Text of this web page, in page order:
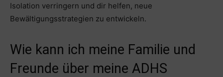
Isolation verringern und dir helfen, neue
Bewältigungsstrategien zu entwickeln.
Wie kann ich meine Familie und
Freunde über meine ADHS